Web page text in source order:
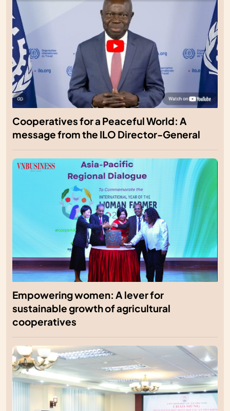
Cooperatives for a Peaceful World: A
message from the ILO Director-General
Empowering women: A lever for
sustainable growth of agricultural
cooperatives